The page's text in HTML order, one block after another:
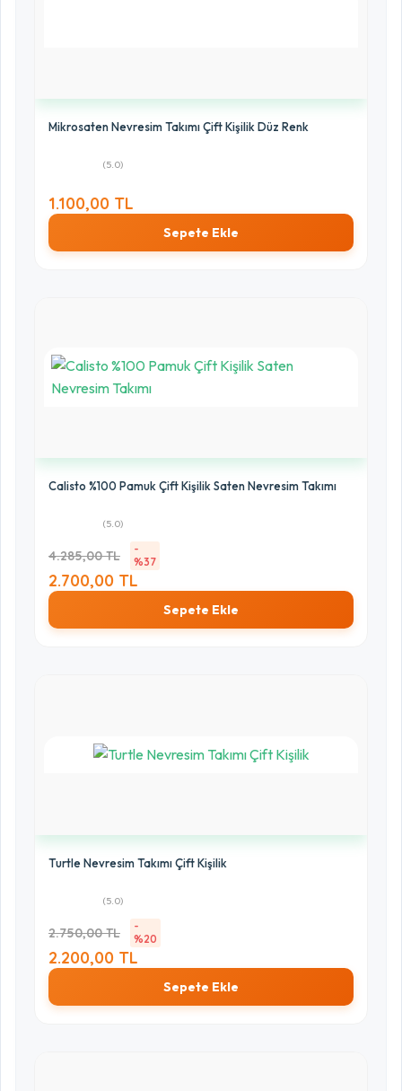
Mikrosaten Nevresim Takımı Çift Kişilik Düz Renk
(5.0)
1.100,00 TL
Sepete Ekle
Calisto %100 Pamuk Çift Kişilik Saten Nevresim Takımı
(5.0)
4.285,00 TL
-
%37
2.700,00 TL
Sepete Ekle
Turtle Nevresim Takımı Çift Kişilik
(5.0)
2.750,00 TL
-
%20
2.200,00 TL
Sepete Ekle